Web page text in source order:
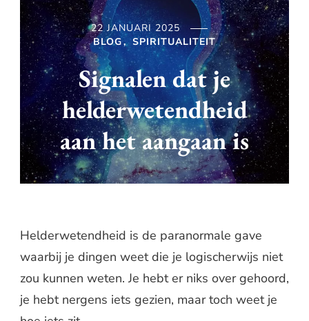
22 JANUARI 2025
BLOG
SPIRITUALITEIT
Signalen dat je
helderwetendheid
aan het aangaan is
Helderwetendheid is de paranormale gave
waarbij je dingen weet die je logischerwijs niet
zou kunnen weten. Je hebt er niks over gehoord,
je hebt nergens iets gezien, maar toch weet je